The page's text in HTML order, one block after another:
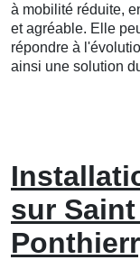
à mobilité réduite,
et agréable. Elle
répondre à
ainsi une solution
sur